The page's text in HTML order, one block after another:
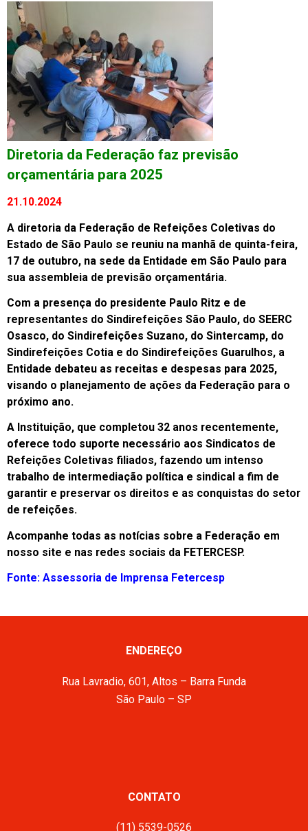
Diretoria da Federação faz previsão
orçamentária para 2025
21.10.2024
A diretoria da Federação de Refeições Coletivas do
Estado de São Paulo se reuniu na manhã de quinta-feira,
17 de outubro, na sede da Entidade em São Paulo para
sua assembleia de previsão orçamentária.
Com a presença do presidente Paulo Ritz e de
representantes do Sindirefeições São Paulo, do SEERC
Osasco, do Sindirefeições Suzano, do Sintercamp, do
Sindirefeições Cotia e do Sindirefeições Guarulhos, a
Entidade debateu as receitas e despesas para 2025,
visando o planejamento de ações da Federação para o
próximo ano.
A Instituição, que completou 32 anos recentemente,
oferece todo suporte necessário aos Sindicatos de
Refeições Coletivas filiados, fazendo um intenso
trabalho de intermediação política e sindical a fim de
garantir e preservar os direitos e as conquistas do setor
de refeições.
Acompanhe todas as notícias sobre a Federação em
nosso site e nas redes sociais da FETERCESP.
Fonte: Assessoria de Imprensa Fetercesp
ENDEREÇO
Rua Lavradio, 601, Altos – Barra Funda
São Paulo – SP
CONTATO
(11) 5539-0526